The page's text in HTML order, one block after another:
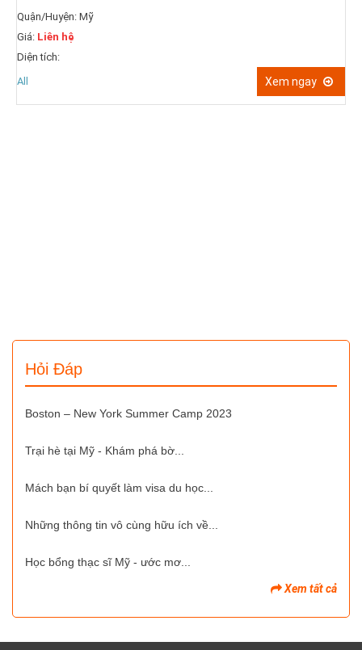
Quận/Huyện: Mỹ
Giá: Liên hệ
Diện tích:
All
Xem ngay
Hỏi Đáp
Boston – New York Summer Camp 2023
Trại hè tại Mỹ - Khám phá bờ...
Mách bạn bí quyết làm visa du học...
Những thông tin vô cùng hữu ích về...
Học bổng thạc sĩ Mỹ - ước mơ...
Xem tất cả